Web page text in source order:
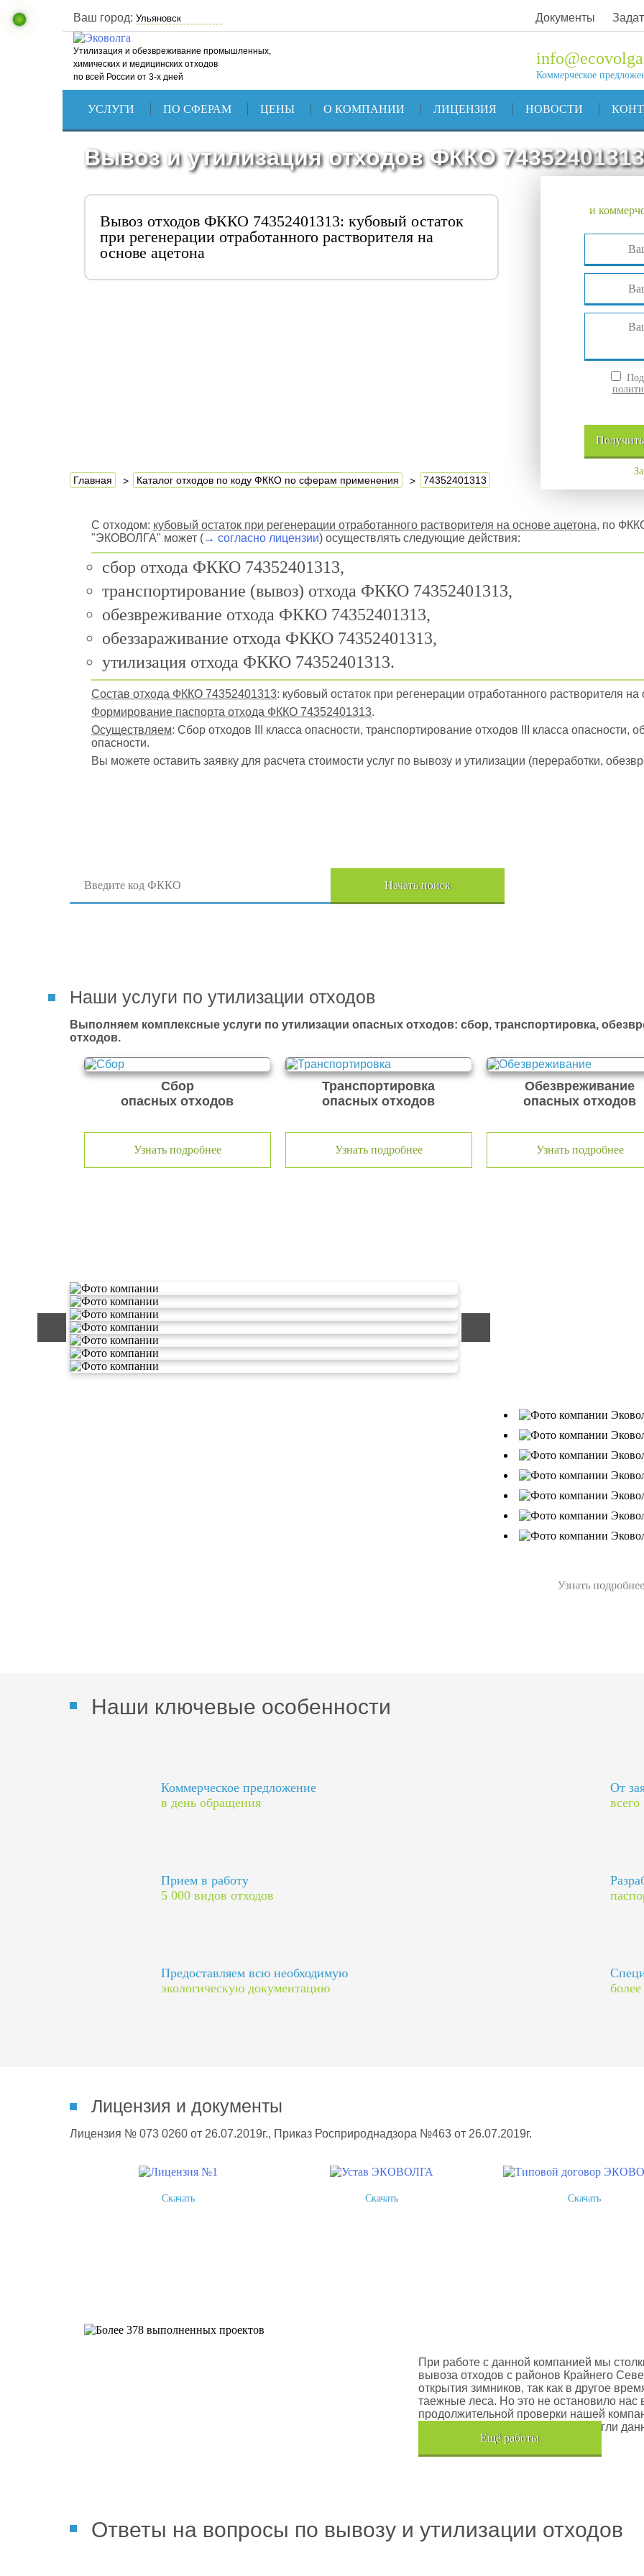
Ваш город: Документы
Утилизация и обезвреживание промышленных,
химических и медицинских отходов
по всей России от 3-х дней
Коммерческое
УСЛУГИ ПО СФЕРАМ ЦЕНЫ О КОМПАНИИ ЛИЦЕНЗИЯ НОВОСТИ
Вывоз и утилизация отходов ФККО 74352401313
Вывоз отходов ФККО 74352401313: кубовый остаток
при регенерации отработанного растворителя на
основе ацетона
и
Получить
Главная Каталог отходов по коду ФККО по сферам применения 74352401313
С отходом: кубовый остаток при регенерации отработанного растворителя на основе ацетона, по
"ЭКОВОЛГА" может (→ согласно лицензии) осуществлять следующие действия:
сбор отхода ФККО 74352401313,
транспортирование (вывоз) отхода ФККО 74352401313,
обезвреживание отхода ФККО 74352401313,
обеззараживание отхода ФККО 74352401313,
утилизация отхода ФККО 74352401313.
Состав отхода ФККО 74352401313: кубовый остаток при регенерации отработанного растворителя на
Формирование паспорта отхода ФККО 74352401313.
Осуществляем: Сбор отходов III класса опасности, транспортирование отходов III класса опасности,
опасности.
Вы можете оставить заявку для расчета стоимости услуг по вывозу и утилизации (переработки,
Начать поиск
Наши услуги по утилизации отходов
Выполняем комплексные услуги по утилизации опасных отходов: сбор, транспортировка,
отходов.
Сбор
опасных отходов
Узнать подробнее
Транспортировка
опасных отходов
Узнать подробнее
Обезвреживание
опасных отходов
Узнать подробнее
Узнать подробнее
Наши ключевые особенности
Коммерческое предложение
в день обращения
От
Прием в работу
5 000 видов отходов
Предоставляем всю необходимую
экологическую документацию
Лицензия и документы
Лицензия № 073 0260 от 26.07.2019г., Приказ Росприроднадзора №463 от 26.07.2019г.
Скачать Скачать Скачать
При работе с данной компанией мы
вывоза отходов с районов Крайнего
открытия зимников, так как в другое
таежные леса. Но это не остановило
продолжительной проверки нашей
транспортного средства, мы помогли
Хочется также отметить, что…
Eщё работы
Ответы на вопросы по вывозу и утилизации отходов